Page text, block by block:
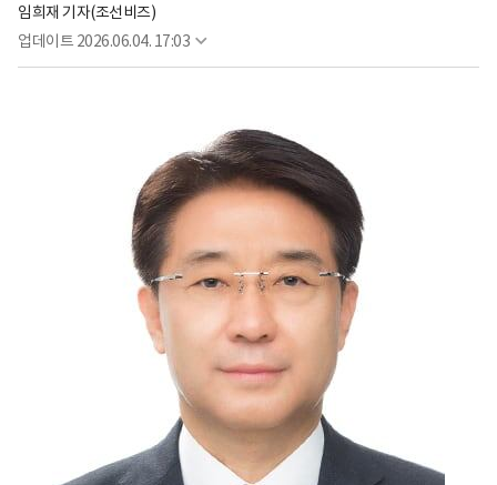
임희재 기자(조선비즈)
업데이트 2026.06.04. 17:03